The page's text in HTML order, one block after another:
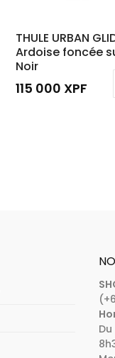
THULE URBAN
Ardoise foncée
Noir
115 000 XPF